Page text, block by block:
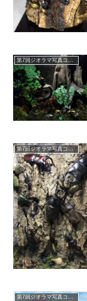
第7回ジオラマ写真コンテスト
第7回ジオラマ写真コンテスト